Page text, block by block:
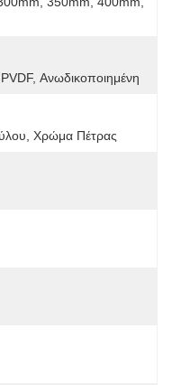
Ανωδικοποιημένη
Χρώμα Πέτρας